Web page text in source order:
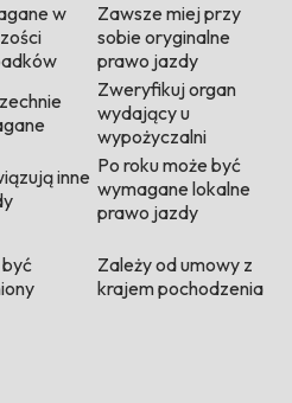
w
Zawsze miej przy
sobie oryginalne
prawo jazdy
Zweryfikuj organ
wydający u
wypożyczalni
inne Po roku może być
wymagane lokalne
prawo jazdy
Zależy od umowy z
krajem pochodzenia